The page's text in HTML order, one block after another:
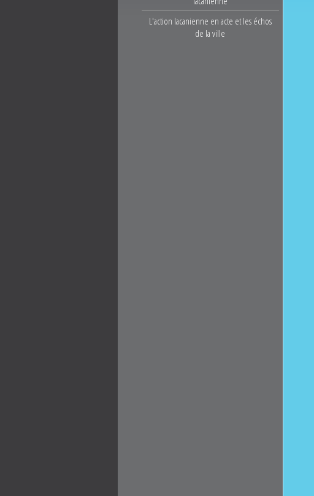
L'action lacanienne en acte et les échos
de la ville